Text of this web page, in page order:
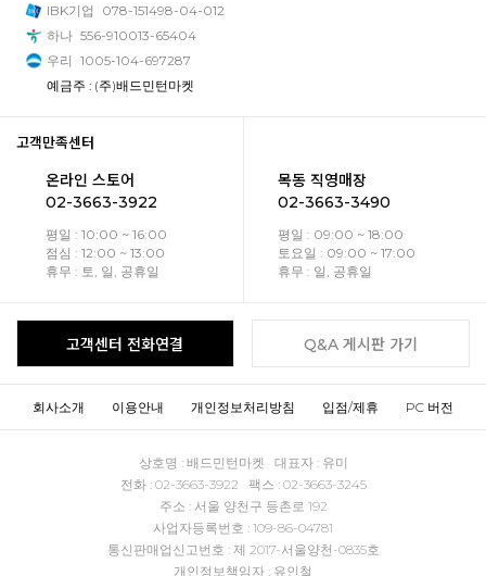
IBK기업
078-151498-04-012
하나 556-910013-65404
우리 1005-104-697287
예금주 : (주)배드민턴마켓
고객만족센터
온라인 스토어
02-3663-3922
평일 : 10:00 ~ 16:00
점심 : 12:00 ~ 13:00
휴무 : 토, 일, 공휴일
목동 직영매장
02-3663-3490
평일 : 09:00 ~ 18:00
토요일 : 09:00 ~ 17:00
휴무 : 일, 공휴일
고객센터 전화연결 Q&A 게시판 가기
회사소개 이용안내 개인정보처리방침 입점/제휴 PC 버전
상호명 : 배드민턴마켓 대표자 : 유미
전화 : 02-3663-3922 팩스 : 02-3663-3245
주소 : 서울 양천구 등촌로 192
사업자등록번호 : 109-86-04781
통신판매업신고번호 : 제 2017-서울양천-0835호
개인정보책임자 : 유인철